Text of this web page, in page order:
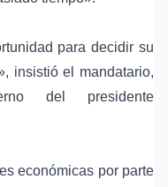
para decidir su
insistió el mandatario,
del presidente
económicas por parte